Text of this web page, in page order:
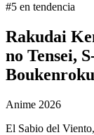
#5 en tendencia
Rakudai
no Tensei,
Boukenroku
Anime 2026
El Sabio del